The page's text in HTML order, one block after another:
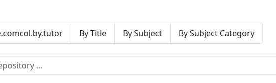
By Title By Subject By Subject Category